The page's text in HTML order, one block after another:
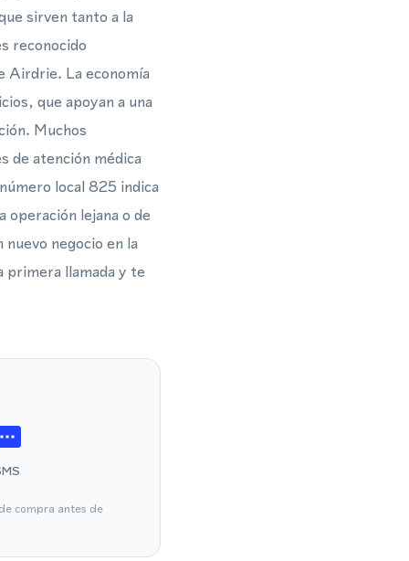
sirven tanto a la
reconocido
Airdrie. La economía
que apoyan a una
Muchos
de atención médica
local 825 indica
operación lejana o de
negocio en la
primera llamada y te
compra antes de